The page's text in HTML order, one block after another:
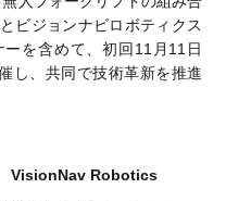
ビジョンナビロボティクス
を含めて、初回11月11日
し、共同で技術革新を推進
VisionNav Robotics